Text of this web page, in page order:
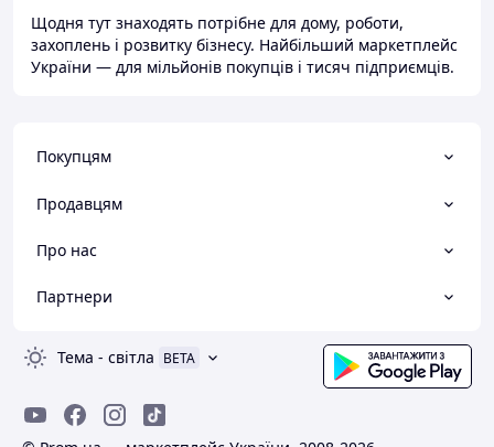
Щодня тут знаходять потрібне для дому, роботи,
захоплень і розвитку бізнесу. Найбільший маркетплейс
України — для мільйонів покупців і тисяч підприємців.
Покупцям
Продавцям
Про нас
Партнери
Тема - світла BETA